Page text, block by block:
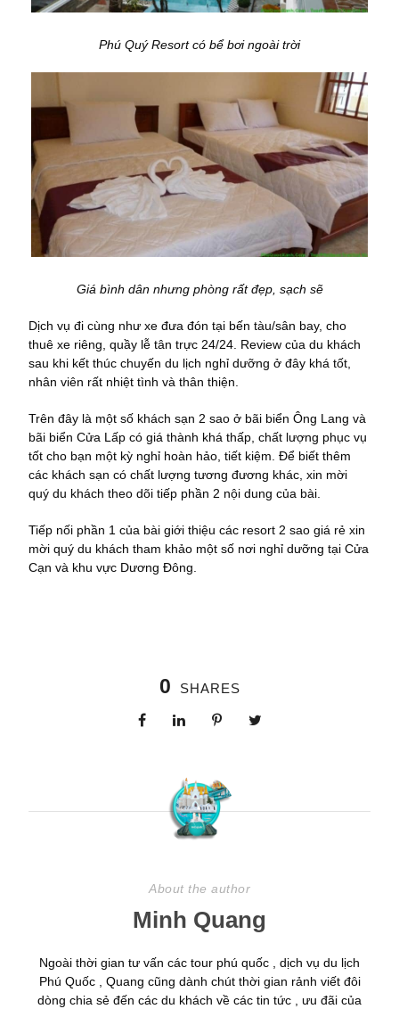
Phú Quý Resort có bể bơi ngoài trời
Giá bình dân nhưng phòng rất đẹp, sạch sẽ
Dịch vụ đi cùng như xe đưa đón tại bến tàu/sân bay, cho
thuê xe riêng, quầy lễ tân trực 24/24. Review của du khách
sau khi kết thúc chuyến du lịch nghỉ dưỡng ở đây khá tốt,
nhân viên rất nhiệt tình và thân thiện.
Trên đây là một số khách sạn 2 sao ở bãi biển Ông Lang và
bãi biển Cửa Lấp có giá thành khá thấp, chất lượng phục vụ
tốt cho bạn một kỳ nghỉ hoàn hảo, tiết kiệm. Để biết thêm
các khách sạn có chất lượng tương đương khác, xin mời
quý du khách theo dõi tiếp phần 2 nội dung của bài.
Tiếp nối phần 1 của bài giới thiệu các resort 2 sao giá rẻ xin
mời quý du khách tham khảo một số nơi nghỉ dưỡng tại Cửa
Cạn và khu vực Dương Đông.
0 SHARES
About the author
Minh Quang
Ngoài thời gian tư vấn các tour phú quốc , dịch vụ du lịch
Phú Quốc , Quang cũng dành chút thời gian rảnh viết đôi
dòng chia sẻ đến các du khách về các tin tức , ưu đãi của